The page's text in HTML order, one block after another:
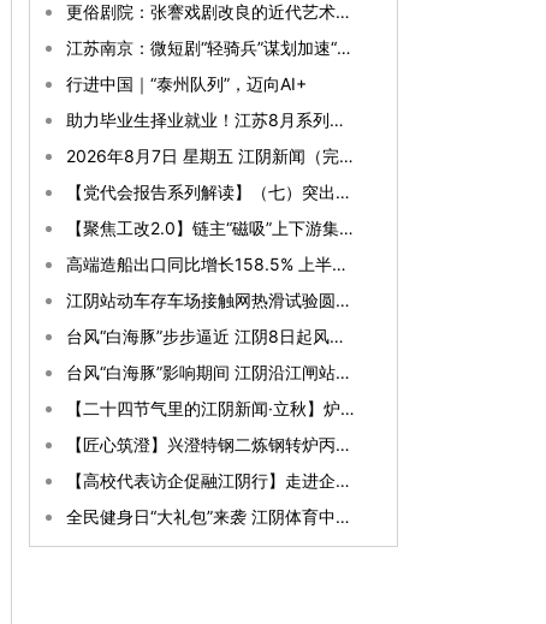
更俗剧院：张謇戏剧改良的近代艺术丰碑
江苏南京：微短剧“轻骑兵”谋划加速“出海”
行进中国｜“泰州队列”，迈向AI+
助力毕业生择业就业！江苏8月系列招聘活动持续开展
2026年8月7日 星期五 江阴新闻（完整版）
【党代会报告系列解读】（七）突出良治善治 在彰显社会治理新成效上全面发力
【聚焦工改2.0】链主“磁吸”上下游集聚 青阳壮大“芯”产业
高端造船出口同比增长158.5% 上半年外贸出口向“新”提质
江阴站动车存车场接触网热滑试验圆满完成
台风“白海豚”步步逼近 江阴8日起风雨明显
台风“白海豚”影响期间 江阴沿江闸站实施临时管控
【二十四节气里的江阴新闻·立秋】炉灶前的空竹教练 带孩子五登央视
【匠心筑澄】兴澄特钢二炼钢转炉丙班：自主创新破难题 数智炼钢淬先锋
【高校代表访企促融江阴行】走进企业寻机遇 双向发力揽英才
全民健身日“大礼包”来袭 江阴体育中心8月8日免费开放